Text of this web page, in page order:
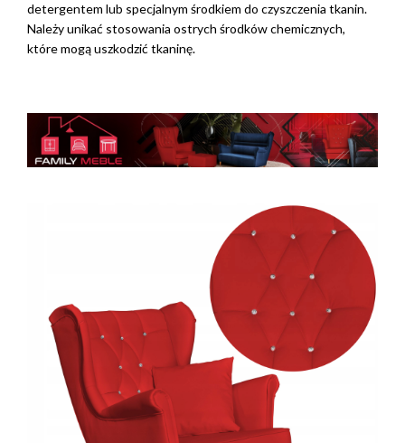
detergentem lub specjalnym środkiem do czyszczenia tkanin.
Należy unikać stosowania ostrych środków chemicznych,
które mogą uszkodzić tkaninę.